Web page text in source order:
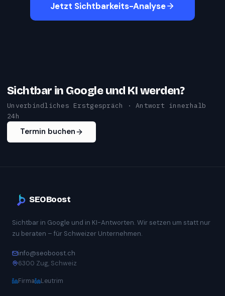
Jetzt Sichtbarkeits-Analyse
Sichtbar in Google und KI werden?
Unverbindliches Erstgespräch · Antwort innerhalb
24h
Termin buchen
SEOBoost
Sichtbar in Google und in KI-Antworten. Wir setzen um statt nur
zu beraten – für Schweizer Unternehmen.
info@seoboost.ch
6300 Zug, Schweiz
Firma Leutrim